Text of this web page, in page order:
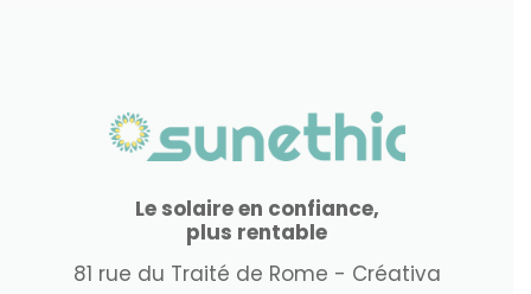
Le solaire en confiance,
plus rentable
81 rue du Traité de Rome - Créativa